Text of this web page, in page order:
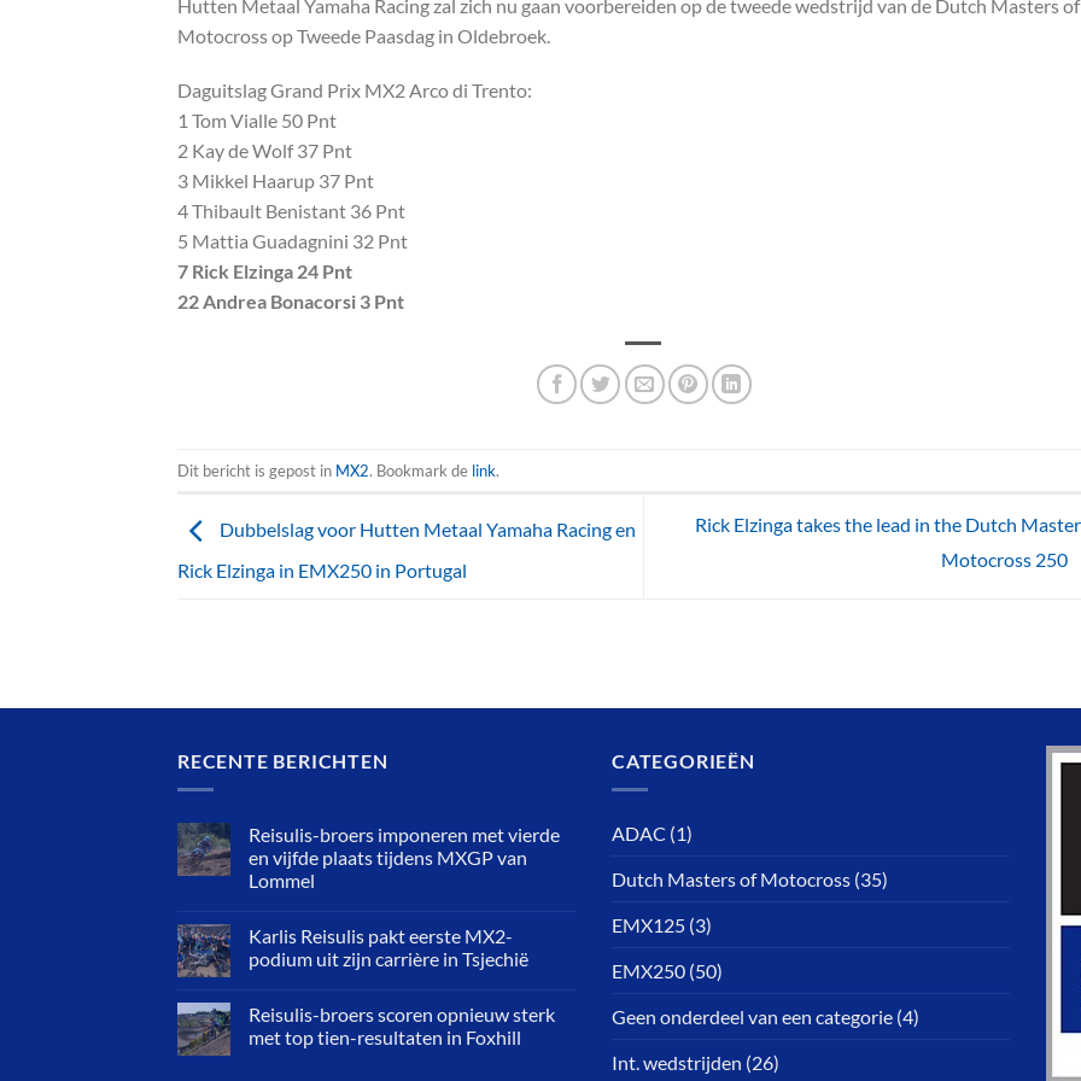
Hutten Metaal Yamaha Racing zal zich nu gaan voorbereiden op de tweede wedstrijd van de Dutch Masters of
Motocross op Tweede Paasdag in Oldebroek.
Daguitslag Grand Prix MX2 Arco di Trento:
1 Tom Vialle 50 Pnt
2 Kay de Wolf 37 Pnt
3 Mikkel Haarup 37 Pnt
4 Thibault Benistant 36 Pnt
5 Mattia Guadagnini 32 Pnt
7 Rick Elzinga 24 Pnt
22 Andrea Bonacorsi 3 Pnt
Dit bericht is gepost in MX2. Bookmark de link.
Dubbelslag voor Hutten Metaal Yamaha Racing en
Rick Elzinga in EMX250 in Portugal
Rick Elzinga takes the lead in the Dutch
Motocross 250
RECENTE BERICHTEN
Reisulis-broers imponeren met vierde
en vijfde plaats tijdens MXGP van
Lommel
Karlis Reisulis pakt eerste MX2-
podium uit zijn carrière in Tsjechië
Reisulis-broers scoren opnieuw sterk
met top tien-resultaten in Foxhill
CATEGORIEËN
ADAC (1)
Dutch Masters of Motocross (35)
EMX125 (3)
EMX250 (50)
Geen onderdeel van een categorie (4)
Int. wedstrijden (26)